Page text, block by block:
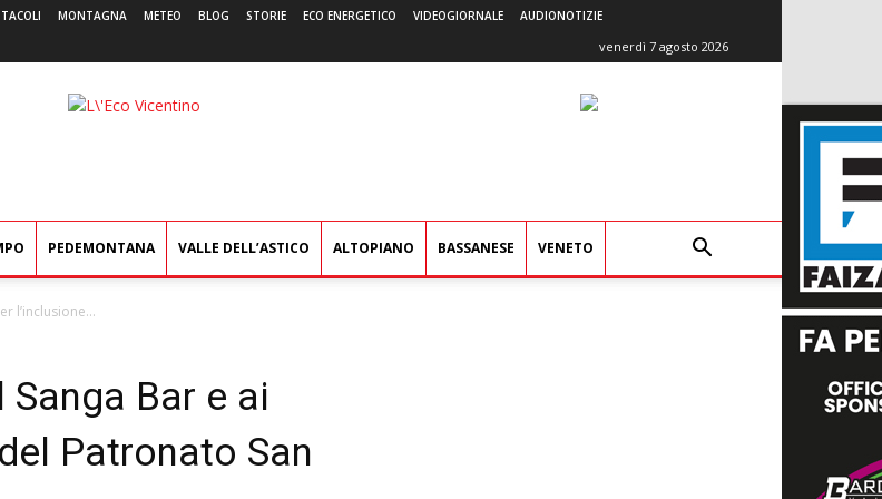
MONTAGNA METEO BLOG STORIE ECO ENERGETICO VIDEOGIORNALE AUDIONOTIZIE
venerdì 7 agosto 2026
L'Eco
PEDEMONTANA VALLE DELL’ASTICO ALTOPIANO BASSANESE VENETO
l’inclusione...
Bar e ai
Patronato San